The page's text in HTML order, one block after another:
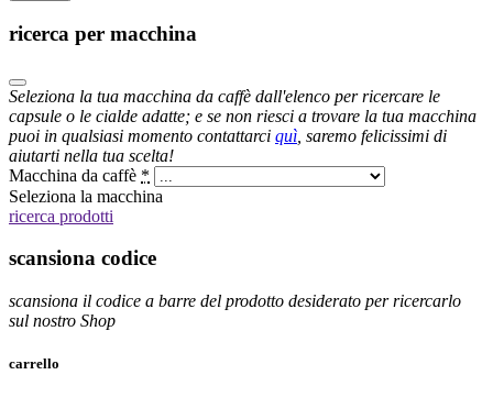
ricerca per macchina
Seleziona la tua macchina da caffè dall'elenco per ricercare le
capsule o le cialde adatte; e se non riesci a trovare la tua macchina
puoi in qualsiasi momento contattarci quì , saremo felicissimi di
aiutarti nella tua scelta!
Macchina da caffè *
Seleziona la macchina
ricerca prodotti
scansiona codice
scansiona il codice a barre del prodotto desiderato per ricercarlo
sul nostro Shop
carrello